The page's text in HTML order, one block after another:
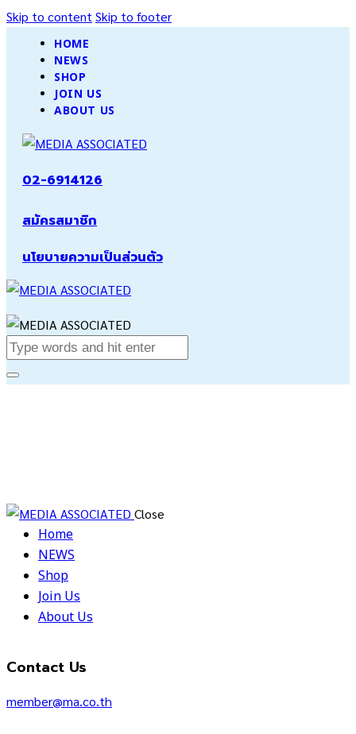
Skip to content Skip to footer
HOME
NEWS
SHOP
JOIN US
ABOUT US
02-6914126
สมัครสมาชิก
นโยบายความเป็นส่วนตัว
Close
Home
NEWS
Shop
Join Us
About Us
Contact Us
member@ma.co.th